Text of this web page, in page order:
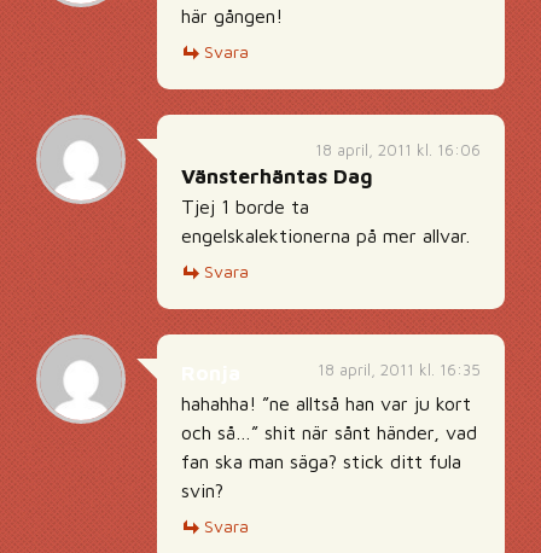
här gången!
Svara
18 april, 2011 kl. 16:06
Vänsterhäntas Dag
Tjej 1 borde ta
engelskalektionerna på mer allvar.
Svara
18 april, 2011 kl. 16:35
hahahha! ”ne alltså han var ju kort
och så…” shit när sånt händer, vad
fan ska man säga? stick ditt fula
svin?
Svara